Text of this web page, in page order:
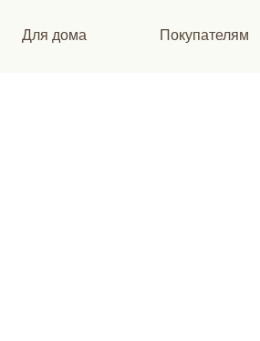
Покупателям
Для дома